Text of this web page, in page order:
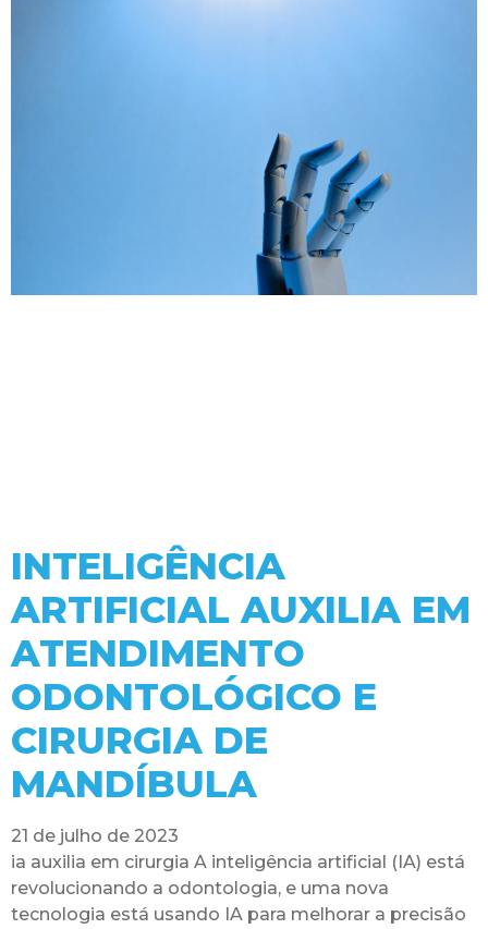
INTELIGÊNCIA
ARTIFICIAL AUXILIA EM
ATENDIMENTO
ODONTOLÓGICO E
CIRURGIA DE
MANDÍBULA
21 de julho de 2023
ia auxilia em cirurgia A inteligência artificial (IA) está
revolucionando a odontologia, e uma nova
tecnologia está usando IA para melhorar a precisão